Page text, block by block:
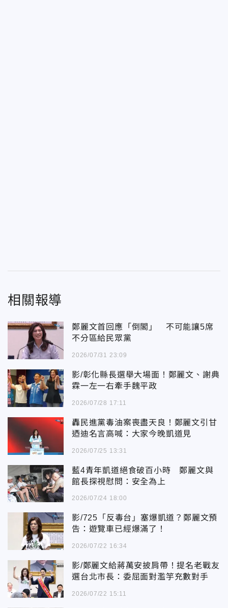
相關報導
鄭麗文首回應「倒閣」 不可能讓5席
不分區給民眾黨
2026/07/31 23:09
影/彰化縣長選舉大場面！鄭麗文、謝典
霖一左一右牽手魏平政
2026/07/28 17:11
轟民進黨毒油案喪盡天良！鄭麗文引甘
迺迪名言高喊：大家今晚凱道見
2026/07/25 13:31
藍4青年凱道絕食破百小時 鄭麗文與
館長探視慰問：安全為上
2026/07/24 18:00
影/725「反毒台」塞爆凱道？鄭麗文預
告：遊覽車已經爆滿了！
2026/07/22 16:34
影/鄭麗文給蔣萬安披肩帶！提名老戰友
選台北市長：委屈面對濫竽充數對手
2026/07/22 15:11